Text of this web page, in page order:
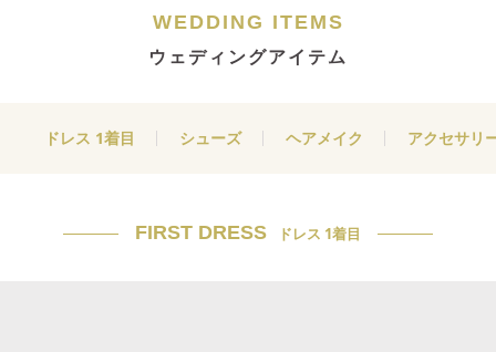
WEDDING ITEMS
ウェディングアイテム
ドレス 1着目 シューズ ヘアメイク アクセサリ
FIRST DRESS ドレス 1着目